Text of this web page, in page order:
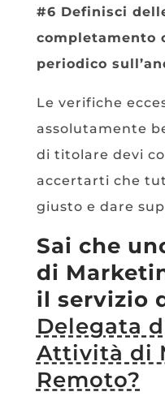
#6 Definisci
completamento
periodico
Le verifiche
assolutamente
di titolare devi
accertarti che
giusto e dare
Sai che
di
il servizio
Delegata
Attività di
Remoto?